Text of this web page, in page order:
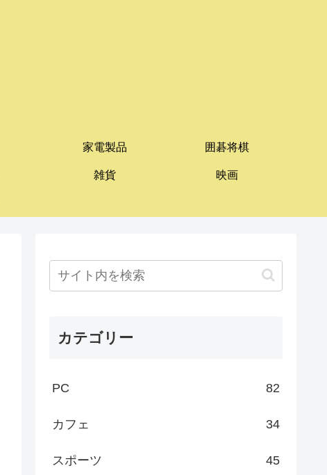
家電製品 囲碁将棋
雑貨 映画
カテゴリー
PC 82
カフェ 34
スポーツ 45